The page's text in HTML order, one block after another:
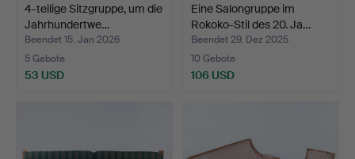
4-teilige Sitzgruppe, um die
Jahrhundertwe…
Beendet 15. Jan 2026
5 Gebote
53 USD
Eine Salongruppe im
Rokoko-Stil des 20. Ja…
Beendet 29. Dez 2025
10 Gebote
106 USD